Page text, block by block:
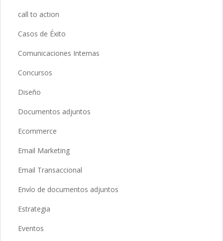
call to action
Casos de Éxito
Comunicaciones Internas
Concursos
Diseño
Documentos adjuntos
Ecommerce
Email Marketing
Email Transaccional
Envío de documentos adjuntos
Estrategia
Eventos